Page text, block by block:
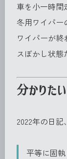
車を小一時間
冬用ワイパー
ワイパーが
スぼかし状態
分かりた
2022年の日記
平等に固